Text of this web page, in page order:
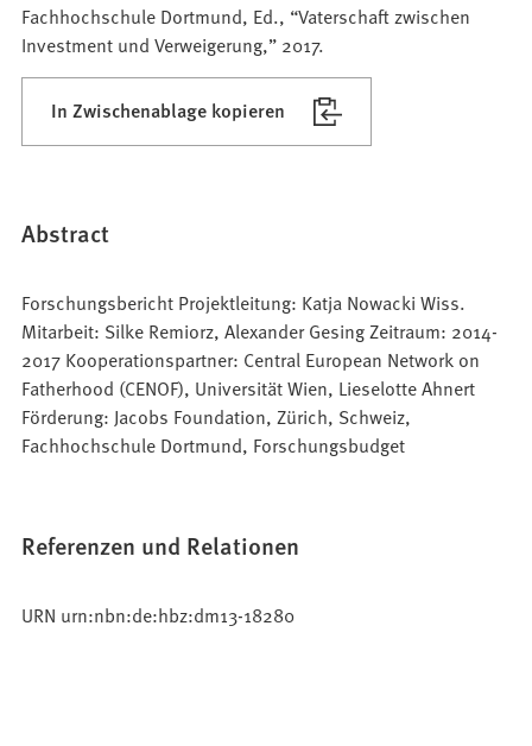
Fachhochschule Dortmund, Ed., “Vaterschaft zwischen
Investment und Verweigerung,” 2017.
In Zwischenablage kopieren
Abstract
Forschungsbericht Projektleitung: Katja Nowacki Wiss.
Mitarbeit: Silke Remiorz, Alexander Gesing Zeitraum: 2014-
2017 Kooperationspartner: Central European Network on
Fatherhood (CENOF), Universität Wien, Lieselotte Ahnert
Förderung: Jacobs Foundation, Zürich, Schweiz,
Fachhochschule Dortmund, Forschungsbudget
Referenzen und Relationen
URN urn:nbn:de:hbz:dm13-18280